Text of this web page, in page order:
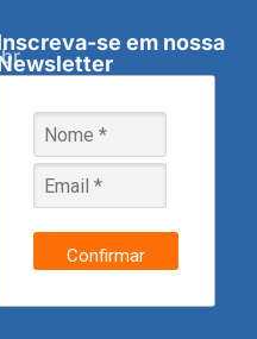
se em nossa
Confirmar